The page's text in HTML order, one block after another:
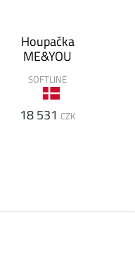
Houpačka
ME&YOU
SOFTLINE
18 531 CZK